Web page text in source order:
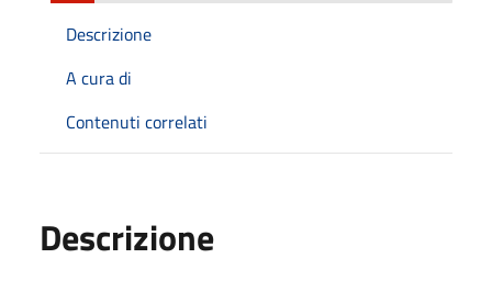
Descrizione
A cura di
Contenuti correlati
Descrizione